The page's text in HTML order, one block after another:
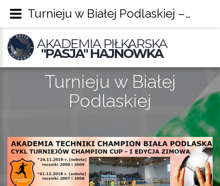
AKADEMIA PIŁKARSKA
"PASJA" HAJNÓWKA
Turnieju w Białej
Podlaskiej
Turnieju w Białej Podlaskiej – Pasja Hajnówka